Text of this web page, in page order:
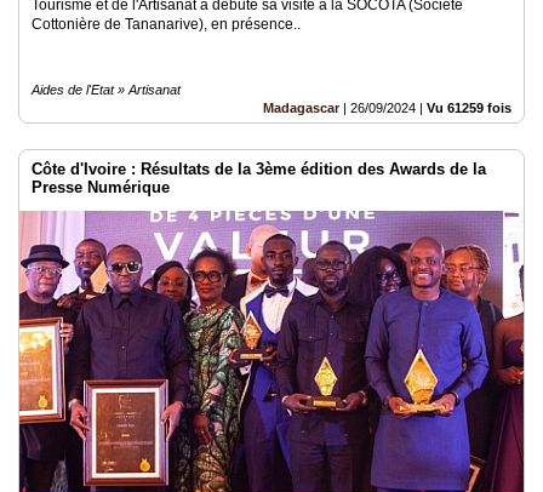
Tourisme et de l'Artisanat a débuté sa visite à la SOCOTA (Société
Cottonière de Tananarive), en présence..
Aides de l'Etat » Artisanat
Madagascar| 26/09/2024 | Vu 61259 fois
Côte d'Ivoire : Résultats de la 3ème édition des Awards de la
Presse Numérique